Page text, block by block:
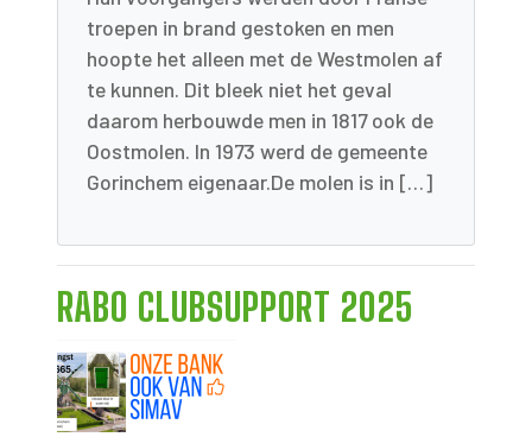
troepen in brand gestoken en men
hoopte het alleen met de Westmolen af
te kunnen. Dit bleek niet het geval
daarom herbouwde men in 1817 ook de
Oostmolen. In 1973 werd de gemeente
Gorinchem eigenaar.De molen is in […]
RABO CLUBSUPPORT 2025